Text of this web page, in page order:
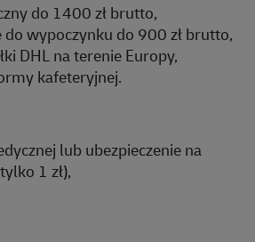
do 1400 zł brutto,
wypoczynku do 900 zł brutto,
DHL na terenie Europy,
kafeteryjnej.
lub ubezpieczenie na
1 zł),